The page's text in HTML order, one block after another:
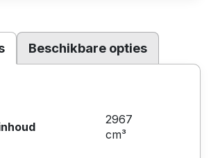
Beschikbare opties
2967
cm³